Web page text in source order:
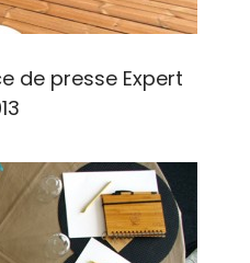
de presse Expert